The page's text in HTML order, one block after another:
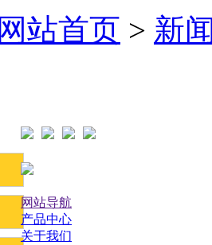
网站首页 > 新
网站导航
产品中心
关于我们